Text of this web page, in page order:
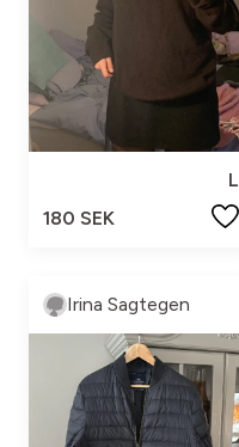
L
180 SEK
Irina Sagtegen